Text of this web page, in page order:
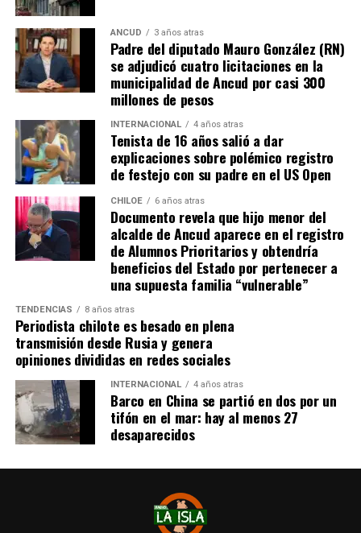
“Efectivamente al interpretar el dictamen de
Contraloría, si bien es cierto, permite nuevamente
sanear sitios, sobre la propiedad particular en el
sector rural específicamente, viene con algunas
precisiones y van a ser más rigurosos en la
ocupación material, es decir, la persona que quiera
sanear tiene que tener un inmueble construido
sobre el sitio, tiene que estar cerrado, tiene que
estar conectado idealmente a los servicios básicos,
idealmente a agua potable, luz eléctrica y tener
dominio de ocupación material por más de 5 años,
como lo dice la Ley”,recalcó el consejero de la
provincia de Chiloé.
Cabe recordar que el consejero Francisco Cárcamo había
planteado esta inquietud el pasado 20 de marzo en el
Consejo Regional, logrando el acuerdo de todos los
consejeros para oficiar al Ministerio del ramo e invitar a
la Seremi de Bienes Nacionales para informar de la
El personero indicó que la aplicación del dictamen de
Contraloría había generado una tremenda
contradicción entre ministerios, dado que por un lado el
Ministerio de Bienes Nacionales no entregaba títulos de
llamaba a postular a subsidios habitaciones rurales,
recalcando que para acceder a este beneficio, se deben
ANCUD 3 años atras
Padre del diputado Mauro González (RN)
se adjudicó cuatro licitaciones en la
municipalidad de Ancud por casi 300
millones de pesos
INTERNACIONAL 4 años atras
Tenista de 16 años salió a dar
explicaciones sobre polémico registro
de festejo con su padre en el US Open
CHILOE 6 años atras
Documento revela que hijo menor del
alcalde de Ancud aparece en el registro
de Alumnos Prioritarios y obtendría
beneficios del Estado por pertenecer a
una supuesta familia “vulnerable”
TENDENCIAS 8 años atras
Periodista chilote es besado en plena
transmisión desde Rusia y genera
opiniones divididas en redes sociales
INTERNACIONAL 4 años atras
Barco en China se partió en dos por un
tifón en el mar: hay al menos 27
desaparecidos